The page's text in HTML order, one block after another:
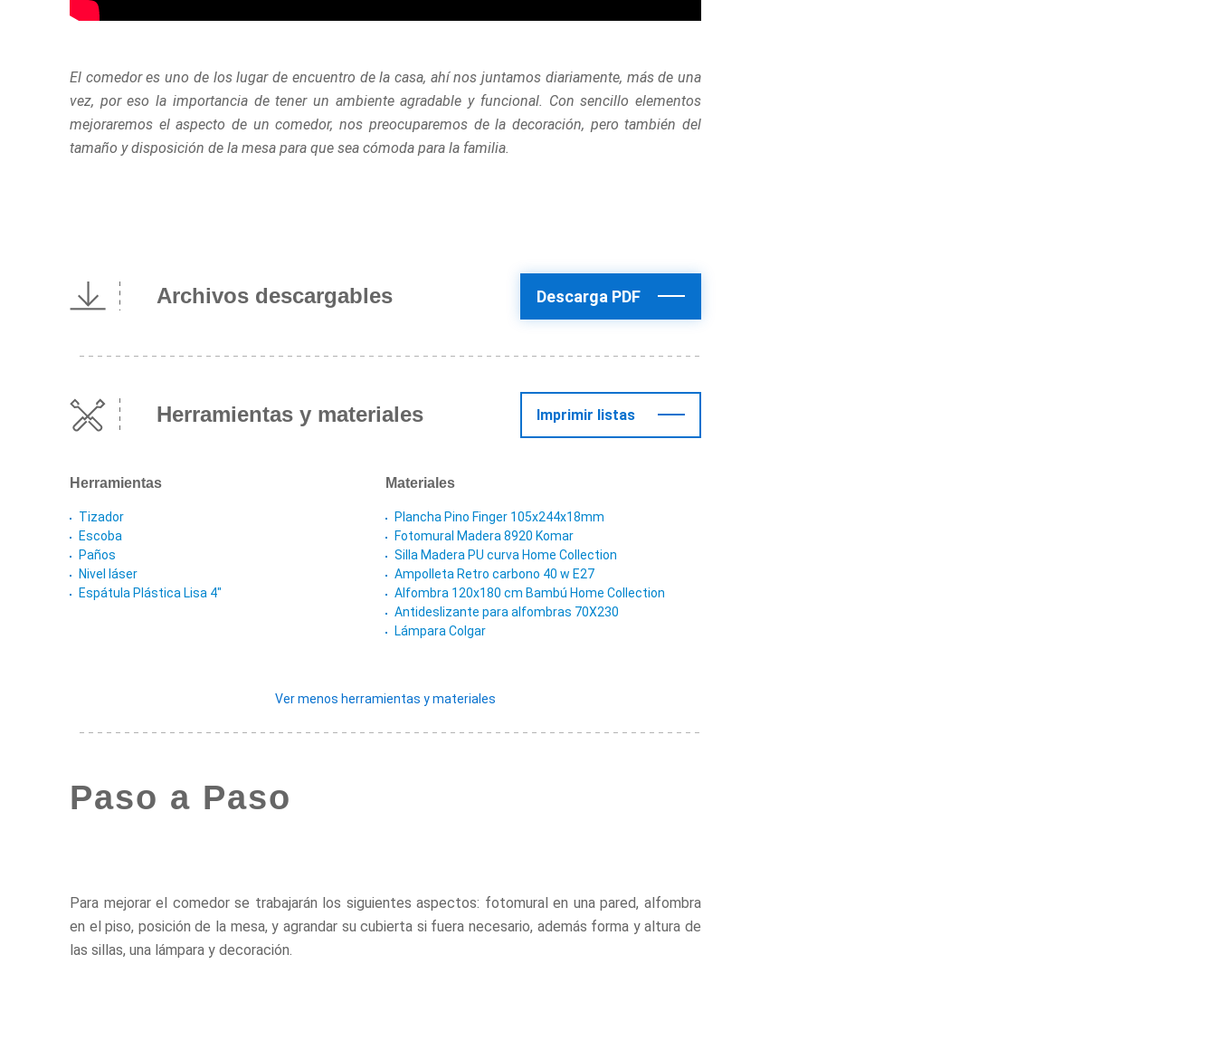
El comedor es uno de los lugar de encuentro de la casa, ahí nos juntamos diariamente, más de una
vez, por eso la importancia de tener un ambiente agradable y funcional. Con sencillo elementos
mejoraremos el aspecto de un comedor, nos preocuparemos de la decoración, pero también del
tamaño y disposición de la mesa para que sea cómoda para la familia.
Archivos descargables Descarga PDF
Herramientas y materiales Imprimir listas
Herramientas
Tizador
Escoba
Paños
Nivel láser
Espátula Plástica Lisa 4"
Materiales
Plancha Pino Finger 105x244x18mm
Fotomural Madera 8920 Komar
Silla Madera PU curva Home Collection
Ampolleta Retro carbono 40 w E27
Alfombra 120x180 cm Bambú Home Collection
Antideslizante para alfombras 70X230
Lámpara Colgar
Ver menos herramientas y materiales
Paso a Paso
Para mejorar el comedor se trabajarán los siguientes aspectos: fotomural en una pared, alfombra
en el piso, posición de la mesa, y agrandar su cubierta si fuera necesario, además forma y altura de
las sillas, una lámpara y decoración.